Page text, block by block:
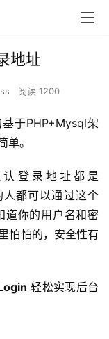
地址
阅读 1200
于PHP+Mysql架
。
登录地址都是
都可以通过这个
道你的用户名和密
怕怕的，安全性有
轻松实现后台